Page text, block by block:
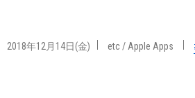
2018年12月14日(金) etc/ Apple Apps